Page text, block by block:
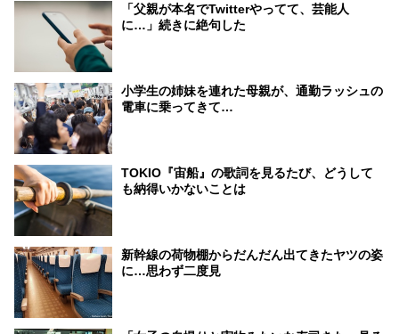
「父親が本名でTwitterやってて、芸能人
に…」続きに絶句した
小学生の姉妹を連れた母親が、通勤ラッシュの
電車に乗ってきて…
TOKIO『宙船』の歌詞を見るたび、どうして
も納得いかないことは
新幹線の荷物棚からだんだん出てきたヤツの姿
に…思わず二度見